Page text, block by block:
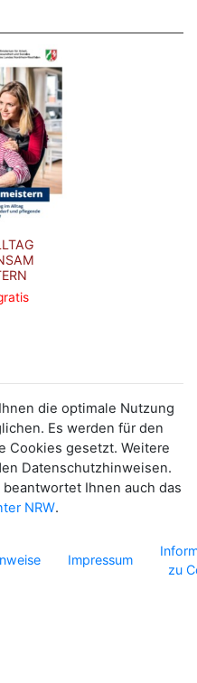
die optimale Nutzung
Es werden für den
Cookies gesetzt. Weitere
Datenschutzhinweisen.
Ihnen auch das
NRW.
Impressum
zu